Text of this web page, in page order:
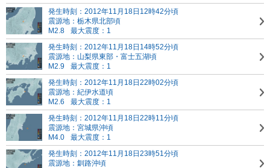
発生時刻：2012年11月18日12時42分頃
震源地：栃木県北部頃
M2.8
最大震度：1
発生時刻：2012年11月18日14時52分頃
震源地：山梨県東部・富士五湖頃
M2.9
最大震度：1
発生時刻：2012年11月18日22時02分頃
震源地：紀伊水道頃
M2.6
最大震度：1
発生時刻：2012年11月18日22時11分頃
震源地：宮城県沖頃
M4.0
最大震度：1
発生時刻：2012年11月18日23時51分頃
震源地：釧路沖頃